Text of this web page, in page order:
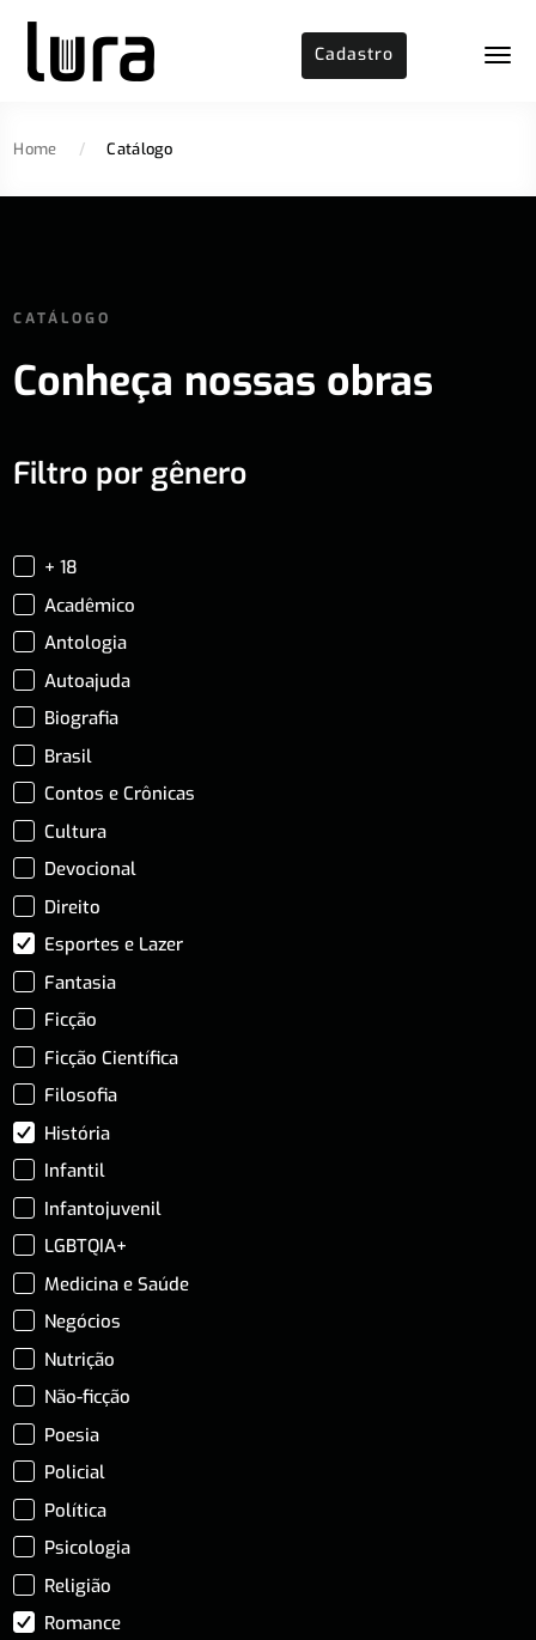
Cadastro
Home / Catálogo
CATÁLOGO
Conheça nossas obras
Filtro por gênero
+ 18
Acadêmico
Antologia
Autoajuda
Biografia
Brasil
Contos e Crônicas
Cultura
Devocional
Direito
Esportes e Lazer
Fantasia
Ficção
Ficção Científica
Filosofia
História
Infantil
Infantojuvenil
LGBTQIA+
Medicina e Saúde
Negócios
Nutrição
Não-ficção
Poesia
Policial
Política
Psicologia
Religião
Romance